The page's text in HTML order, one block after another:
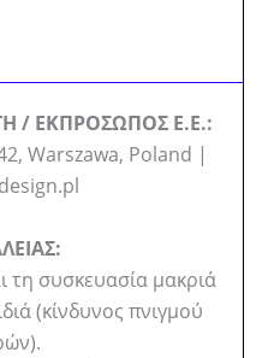
/ ΕΚΠΡΟΣΩΠΟΣ Ε.Ε.:
Warszawa, Poland |
τη συσκευασία μακριά
(κίνδυνος πνιγμού